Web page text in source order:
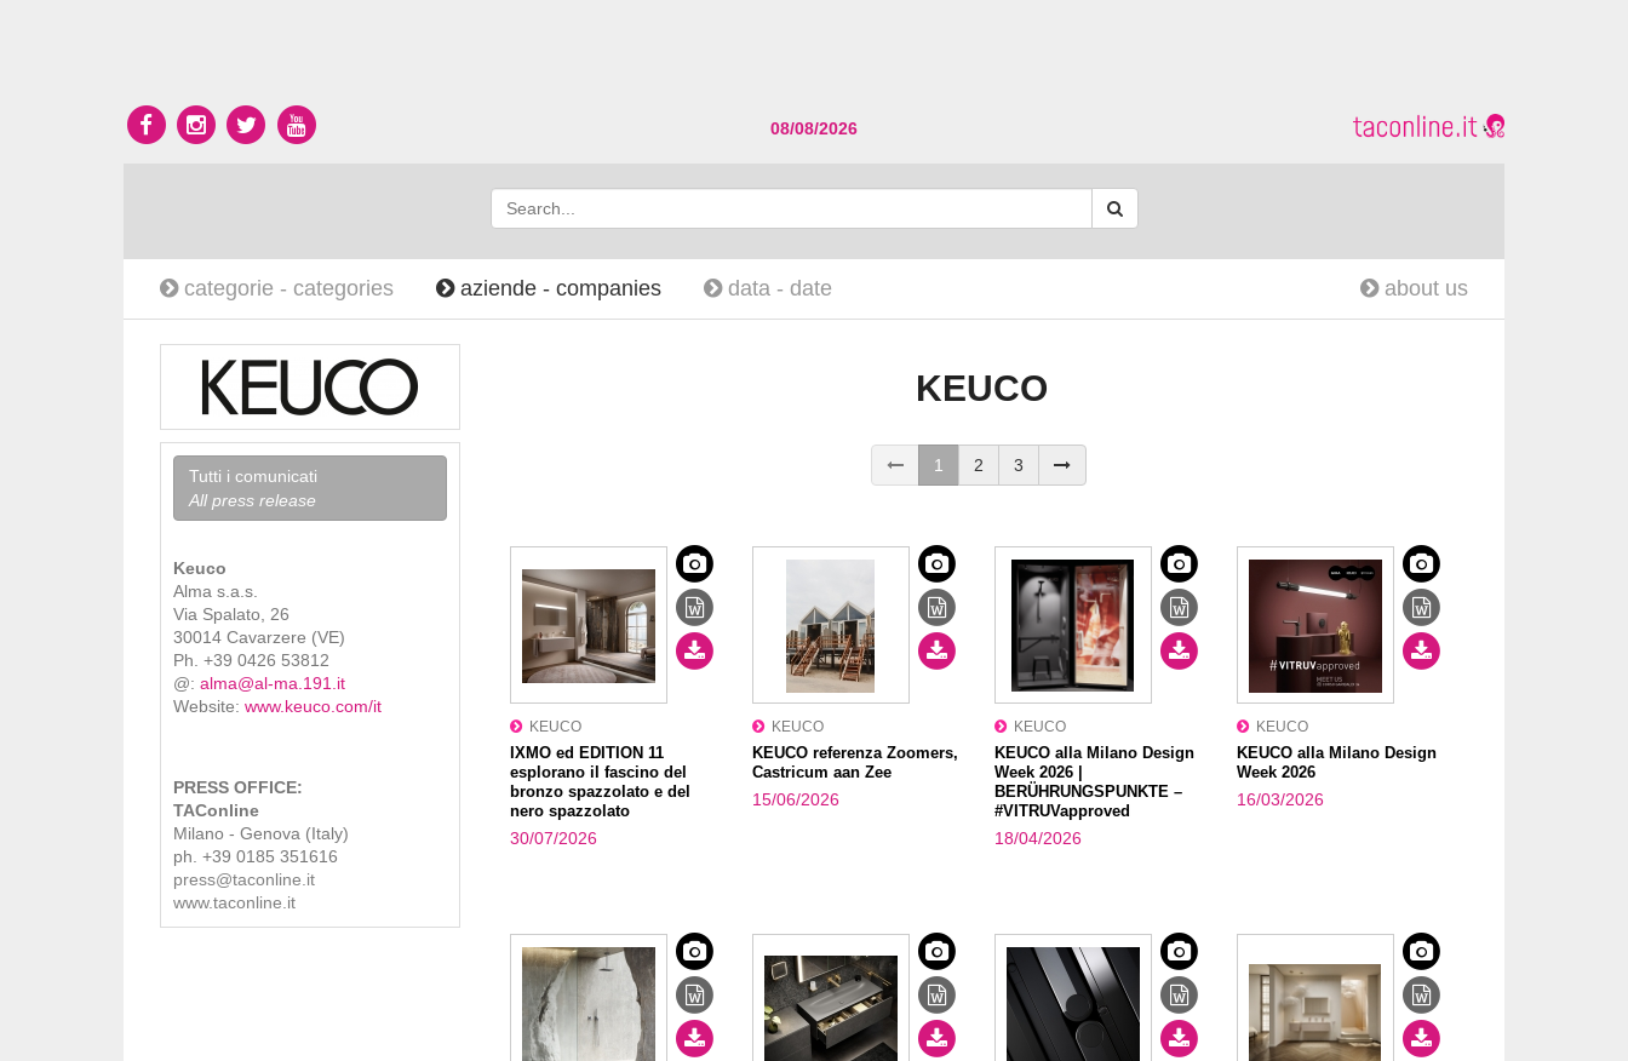
08/08/2026
categorie - categories aziende - companies data - date about us
Tutti i comunicati
All press release
Keuco
Alma s.a.s.
Via Spalato, 26
30014 Cavarzere (VE)
Ph. +39 0426 53812
@: alma@al-ma.191.it
Website: www.keuco.com/it
PRESS OFFICE:
TAConline
Milano - Genova (Italy)
ph. +39 0185 351616
press@taconline.it
www.taconline.it
KEUCO
1 2 3
KEUCO
IXMO ed EDITION 11
esplorano il fascino del
bronzo spazzolato e del
nero spazzolato
30/07/2026
KEUCO
KEUCO referenza Zoomers,
Castricum aan Zee
15/06/2026
KEUCO
KEUCO alla Milano Design
Week 2026 |
BERÜHRUNGSPUNKTE –
#VITRUVapproved
18/04/2026
KEUCO
KEUCO alla Milano Design
Week 2026
16/03/2026